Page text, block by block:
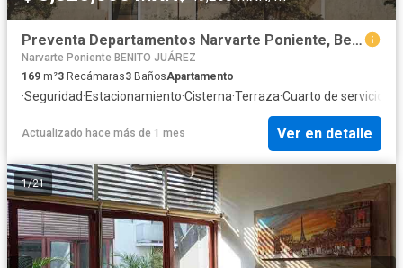
Preventa Departamentos Narvarte Poniente, Benito Juárez, Entrega 2025 ,54121381948
Narvarte Poniente BENITO JUÁREZ
169 m²3 Recámaras3 BañosApartamento
·Seguridad·Estacionamiento·Cisterna·Terraza·Cuarto de servicio
Actualizado hace más de 1 mes Ver en detalle
1/21